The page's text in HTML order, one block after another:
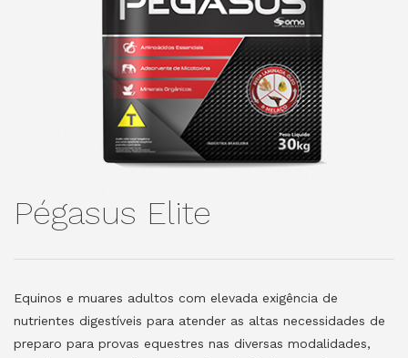
Pégasus Elite
Equinos e muares adultos com elevada exigência de
nutrientes digestíveis para atender as altas necessidades de
preparo para provas equestres nas diversas modalidades,